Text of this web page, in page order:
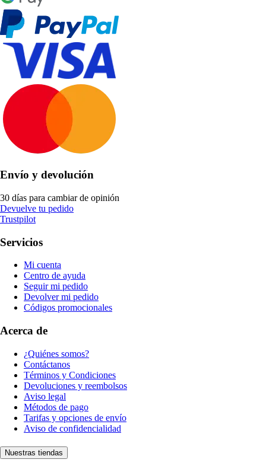
Envío y devolución
30 días para cambiar de opinión
Devuelve tu pedido
Trustpilot
Servicios
Mi cuenta
Centro de ayuda
Seguir mi pedido
Devolver mi pedido
Códigos promocionales
Acerca de
¿Quiénes somos?
Contáctanos
Términos y Condiciones
Devoluciones y reembolsos
Aviso legal
Métodos de pago
Tarifas y opciones de envío
Aviso de confidencialidad
Nuestras tiendas